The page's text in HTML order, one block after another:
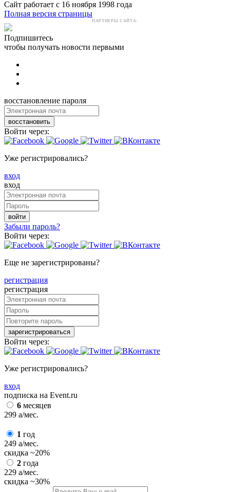
Сайт работает с 16 ноября 1998 года
Полная версия страницы
ПАРТНЕРЫ САЙТА:
Подпишитесь
чтобы получать новости первыми
восстановление пароля
восстановить
Войти через:
Уже регистрировались?
вход
вход
войти
Забыли пароль?
Войти через:
Еще не зарегистрированы?
регистрация
регистрация
зарегистрироваться
Войти через:
Уже регистрировались?
вход
подписка на Event.ru
6 месяцев
299 a/мес.
1 год
249 a/мес.
скидка ~20%
2 года
229 a/мес.
скидка ~30%